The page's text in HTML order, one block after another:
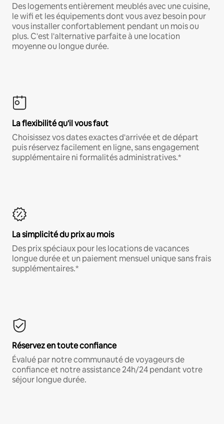
Des logements entièrement meublés avec une cuisine,
le wifi et les équipements dont vous avez besoin pour
vous installer confortablement pendant un mois ou
plus. C'est l'alternative parfaite à une location
moyenne ou longue durée.
La flexibilité qu'il vous faut
Choisissez vos dates exactes d'arrivée et de départ
puis réservez facilement en ligne, sans engagement
supplémentaire ni formalités administratives.*
La simplicité du prix au mois
Des prix spéciaux pour les locations de vacances
longue durée et un paiement mensuel unique sans frais
supplémentaires.*
Réservez en toute confiance
Évalué par notre communauté de voyageurs de
confiance et notre assistance 24h/24 pendant votre
séjour longue durée.